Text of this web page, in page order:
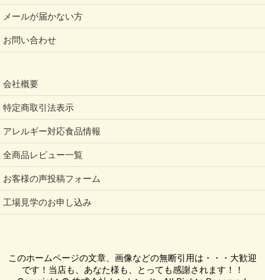
メールが届かない方
お問い合わせ
会社概要
特定商取引法表示
アレルギー対応食品情報
全商品レビュー一覧
お客様の声投稿フォーム
工場見学のお申し込み
このホームページの文章、画像などの無断引用は・・・大歓迎
です！当店も、あなた様も、とっても感謝されます！！